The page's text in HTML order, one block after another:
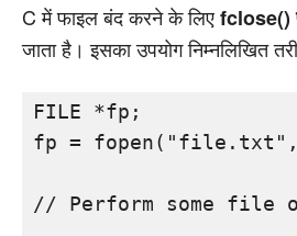
C में फाइल बंद करने के लिएfclose()
जाता है। इसका उपयोग निम्नलिखित
FILE *fp;
fp =
// Perform some file